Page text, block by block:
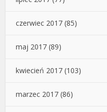
czerwiec 2017 (85)
maj 2017 (89)
kwiecień 2017 (103)
marzec 2017 (86)